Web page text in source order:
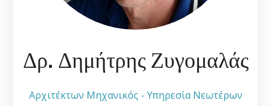
Δρ. Δημήτρης Ζυγομαλάς
Αρχιτέκτων Μηχανικός - Υπηρεσία Νεωτέρων